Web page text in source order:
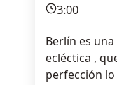
3:00
Berlín es
ecléctica ,
perfección